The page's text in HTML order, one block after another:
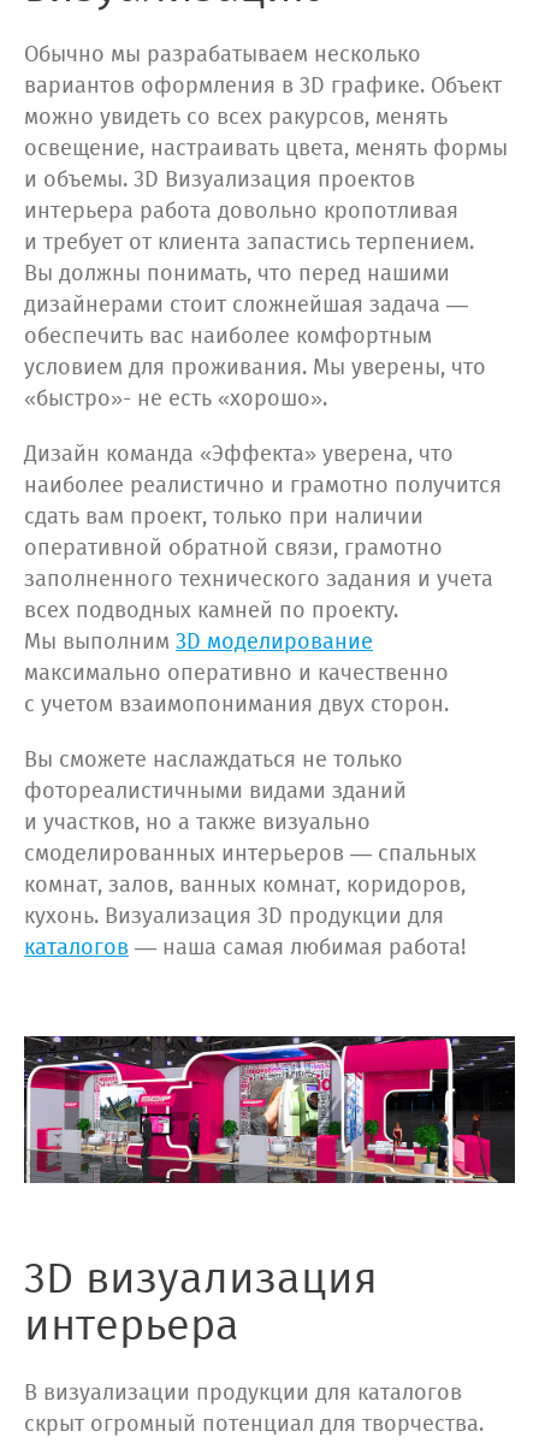
Обычно мы разрабатываем несколько
вариантов оформления в 3D графике. Объект
можно увидеть со всех ракурсов, менять
освещение, настраивать цвета, менять формы
и объемы. 3D Визуализация проектов
интерьера работа довольно кропотливая
и требует от клиента запастись терпением.
Вы должны понимать, что перед нашими
дизайнерами стоит сложнейшая задача —
обеспечить вас наиболее комфортным
условием для проживания. Мы уверены, что
«быстро»- не есть «хорошо».
Дизайн команда «Эффекта» уверена, что
наиболее реалистично и грамотно получится
сдать вам проект, только при наличии
оперативной обратной связи, грамотно
заполненного технического задания и учета
всех подводных камней по проекту.
Мы выполним 3D моделирование
максимально оперативно и качественно
с учетом взаимопонимания двух сторон.
Вы сможете наслаждаться не только
фотореалистичными видами зданий
и участков, но а также визуально
смоделированных интерьеров — спальных
комнат, залов, ванных комнат, коридоров,
кухонь. Визуализация 3D продукции для
каталогов— наша самая любимая работа!
3D визуализация
интерьера
В визуализации продукции для каталогов
скрыт огромный потенциал для творчества.